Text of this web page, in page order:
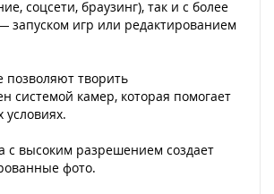
соцсети, браузинг), так и с более
запуском игр или редактированием
творить
системой камер, которая помогает
с высоким разрешением создает
фото.